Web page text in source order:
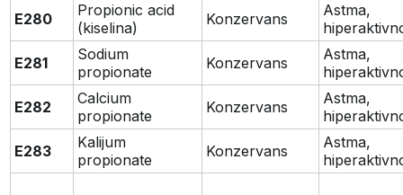
E280
Propionic acid
(kiselina)
Konzervans
Astma,
E281
Sodium
propionate
Konzervans
Astma,
E282
Calcium
propionate
Konzervans
Astma,
E283
Kalijum
propionate
Konzervans
Astma,